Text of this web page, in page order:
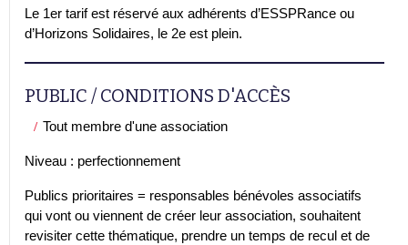
Le 1er tarif est réservé aux adhérents d’ESSPRance ou
d’Horizons Solidaires, le 2e est plein.
PUBLIC / CONDITIONS D'ACCÈS
Tout membre d'une association
Niveau : perfectionnement
Publics prioritaires = responsables bénévoles associatifs
qui vont ou viennent de créer leur association, souhaitent
revisiter cette thématique, prendre un temps de recul et de